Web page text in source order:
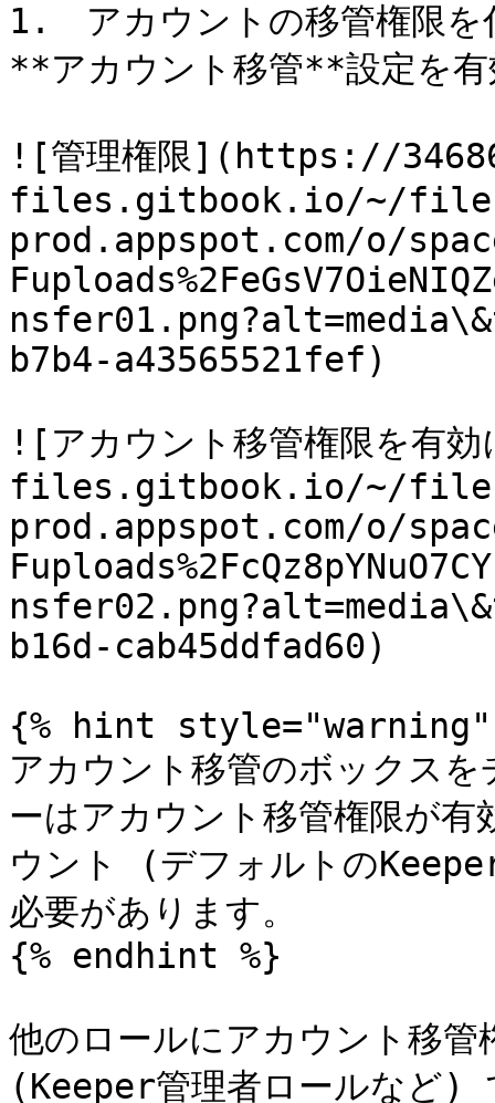
1.　アカウントの移管権限
**アカウント移管**設定を有
![管理権限](https://
files.gitbook.io/~/
prod.appspot.com/o/
b7b4-a43565521fef)
![アカウント移管権限を
files.gitbook.io/~/
prod.appspot.com/o/
b16d-cab45ddfad60)
{% hint style="warning"
アカウント移管のボックス
ーはアカウント移管権限が
ウント (デフォルトの
必要があります。
{% endhint %}
他のロールにアカウント移
(Keeper管理者ロールなど)